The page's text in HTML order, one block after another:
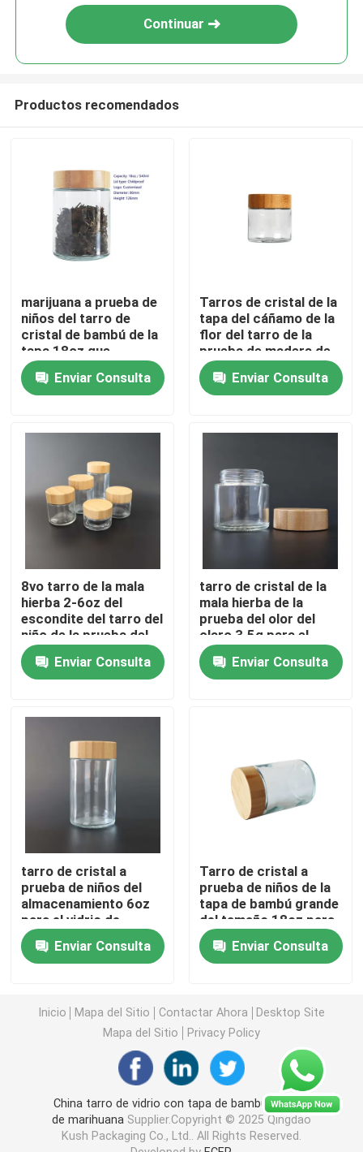
Hogar
Productos
Sobre nosotros
Viaje de la fábrica
Control de calidad
Contáctenos
Noticias
Paquete de hierba personalizado
Empaquetado de malezas de mylar
Tarro de cristal de la mala hierba
Tarro de hierba de plástico
Jeringa de vidrio Luer Lock
Empapele pre la caja del rollo
Embalaje de cartuchos de vape
Continuar
Productos recomendados
marijuana a prueba de
niños del tarro de
cristal de bambú de la
tapa 18oz que
empaqueta el tarro
grande de la flor del
cáñamo
Enviar Consulta
Tarros de cristal de la
tapa del cáñamo de la
flor del tarro de la
prueba de madera de
bambú del niño
Enviar Consulta
8vo tarro de la mala
hierba 2-6oz del
escondite del tarro del
niño de la prueba del
vidrio de bambú de
cristal de la tapa
Enviar Consulta
tarro de cristal de la
mala hierba de la
prueba del olor del
claro 3.5g para el
logotipo de encargo
de las flores secas
Enviar Consulta
tarro de cristal a
prueba de niños del
almacenamiento 6oz
para el vidrio de
empaquetado de la
mala hierba de la flor
del cáñamo
Enviar Consulta
Tarro de cristal a
prueba de niños de la
tapa de bambú grande
del tamaño 18oz para
la flor de CBD
Enviar Consulta
Inicio Mapa del Sitio Contactar Ahora
Desktop Site
Mapa del Sitio
Privacy Policy
China tarro de vidrio con tapa de bambú Envase
de marihuana Supplier.Copyright © 2025 Qingdao
Kush Packaging Co., Ltd.. All Rights Reserved.